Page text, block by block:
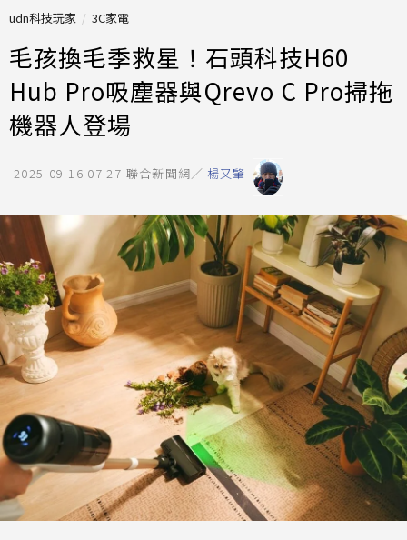
udn科技玩家 3C家電
毛孩換毛季救星！石頭科技H60
Hub Pro吸塵器與Qrevo C Pro掃拖
機器人登場
2025-09-16 07:27 聯合新聞網／ 楊又肇